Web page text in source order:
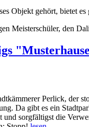
Objekt gehört, bietet
Meisterschüler, den
Perlick, der
Da gibt es ein
sorgfältigst die